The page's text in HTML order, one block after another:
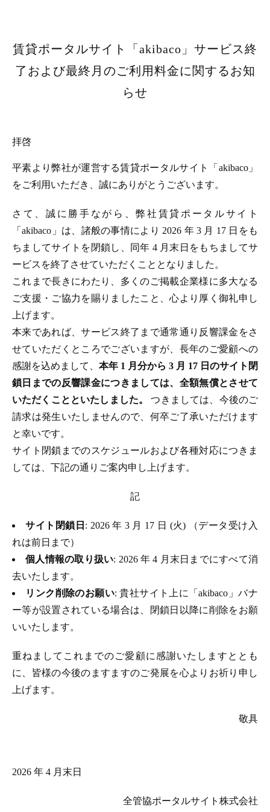
賃貸ポータルサイト「akibaco」サービス終
了および最終月のご利用料金に関するお知
らせ
拝啓
平素より弊社が運営する賃貸ポータルサイト「akibaco」
をご利用いただき、誠にありがとうございます。
さて、誠に勝手ながら、弊社賃貸ポータルサイト
「akibaco」は、諸般の事情により 2026 年 3 月 17 日をも
ちましてサイトを閉鎖し、同年 4 月末日をもちましてサ
ービスを終了させていただくこととなりました。
これまで長きにわたり、多くのご掲載企業様に多大なる
ご支援・ご協力を賜りましたこと、心より厚く御礼申し
上げます。
本来であれば、サービス終了まで通常通り反響課金をさ
せていただくところでございますが、長年のご愛顧への
感謝を込めまして、 本年 1 月分から 3 月 17 日のサイト閉
鎖日までの反響課金につきましては、全額無償とさせて
いただくことといたしました。つきましては、今後のご
請求は発生いたしませんので、何卒ご了承いただけます
と幸いです。
サイト閉鎖までのスケジュールおよび各種対応につきま
しては、下記の通りご案内申し上げます。
記
サイト閉鎖日 : 2026 年 3 月 17 日 (火) （データ受け入
れは前日まで）
個人情報の取り扱い: 2026 年 4 月末日までにすべて消
去いたします。
リンク削除のお願い: 貴社サイト上に「akibaco」バナ
ー等が設置されている場合は、閉鎖日以降に削除をお願
いいたします。
重ねましてこれまでのご愛顧に感謝いたしますととも
に、皆様の今後のますますのご発展を心よりお祈り申し
上げます。
敬具
2026 年 4 月末日
全管協ポータルサイト株式会社